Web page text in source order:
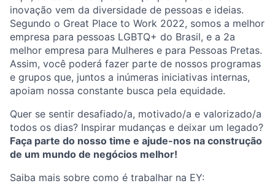
inovação vem da diversidade de pessoas e ideias.
Segundo o Great Place to Work 2022, somos a melhor
empresa para pessoas LGBTQ+ do Brasil, e a 2a
melhor empresa para Mulheres e para Pessoas Pretas.
Assim, você poderá fazer parte de nossos programas
e grupos que, juntos a inúmeras iniciativas internas,
apoiam nossa constante busca pela equidade.
Quer se sentir desafiado/a, motivado/a e valorizado/a
todos os dias? Inspirar mudanças e deixar um legado?
Faça parte do nosso time e ajude-nos na construção
de um mundo de negócios melhor!
Saiba mais sobre como é trabalhar na EY: